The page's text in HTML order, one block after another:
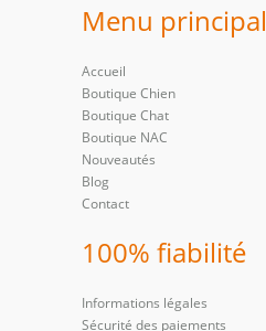
Menu principal
Accueil
Boutique Chien
Boutique Chat
Boutique NAC
Nouveautés
Blog
Contact
100% fiabilité
Informations légales
Sécurité des paiements